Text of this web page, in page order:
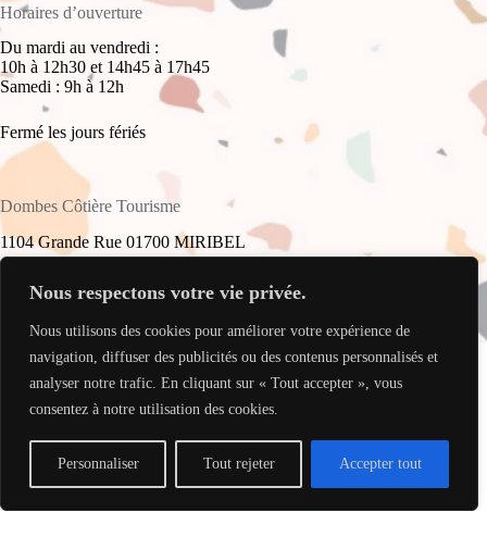
Nous respectons votre vie privée.
Nous utilisons des cookies pour améliorer votre expérience de
navigation, diffuser des publicités ou des contenus personnalisés et
analyser notre trafic. En cliquant sur « Tout accepter », vous
consentez à notre utilisation des cookies.
Personnaliser Tout rejeter Accepter tout
Horaires d’ouverture
Du mardi au vendredi :
10h à 12h30 et 14h45 à 17h45
Samedi : 9h à 12h
Fermé les jours fériés
Dombes Côtière Tourisme
1104 Grande Rue 01700 MIRIBEL
+33(0)4 78 55 61 16
accueil@dombes-cotiere-tourisme.fr
Copyright © 2026 - Site réalisé parMy Freelance Rocks.